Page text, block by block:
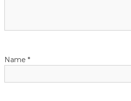
i
o
Name *